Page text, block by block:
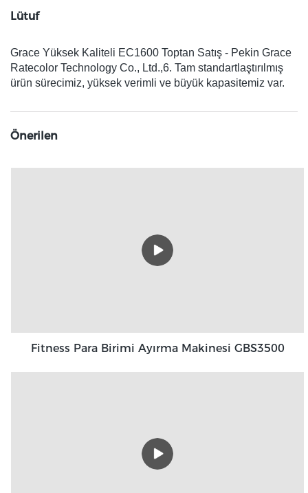
Lütuf
Grace Yüksek Kaliteli EC1600 Toptan Satış - Pekin Grace
Ratecolor Technology Co., Ltd.,6. Tam standartlaştırılmış
ürün sürecimiz, yüksek verimli ve büyük kapasitemiz var.
Önerilen
Fitness Para Birimi Ayırma Makinesi GBS3500